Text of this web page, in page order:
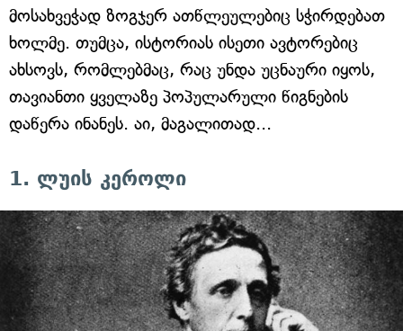
მოსახვეჭად ზოგჯერ ათწლეულებიც სჭირდებათ
ხოლმე. თუმცა, ისტორიას ისეთი ავტორებიც
ახსოვს, რომლებმაც, რაც უნდა უცნაური იყოს,
თავიანთი ყველაზე პოპულარული წიგნების
დაწერა ინანეს. აი, მაგალითად...
1. ლუის კეროლი